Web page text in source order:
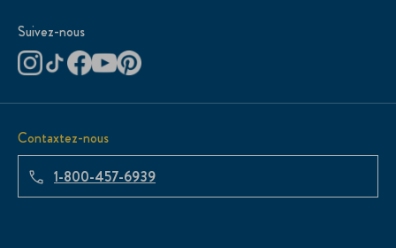
Suivez-nous
Contaxtez-nous
1-800-457-6939